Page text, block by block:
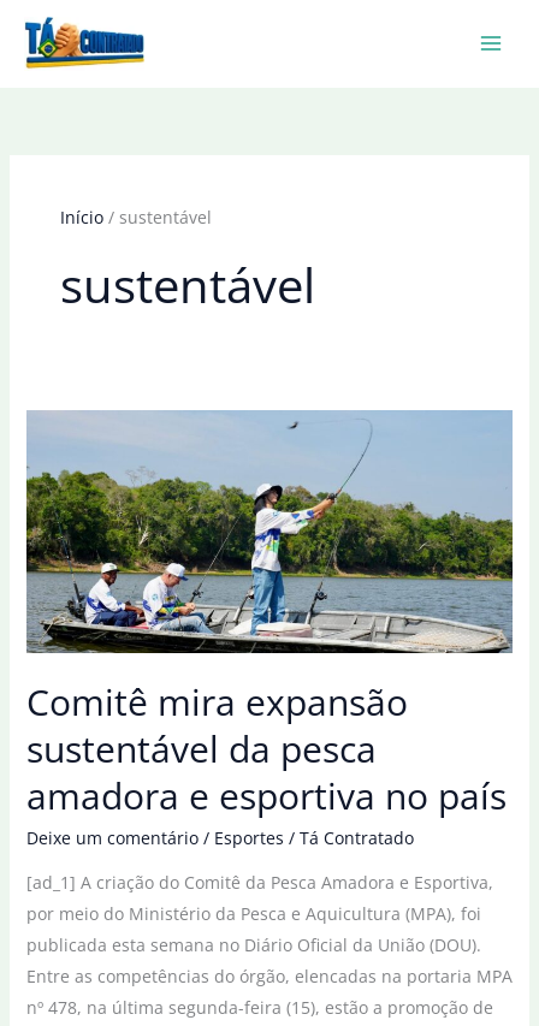
Início sustentável
sustentável
Comitê mira expansão
sustentável da pesca
amadora e esportiva no país
Deixe um comentário / Esportes / Tá Contratado
[ad_1] A criação do Comitê da Pesca Amadora e Esportiva,
por meio do Ministério da Pesca e Aquicultura (MPA), foi
publicada esta semana no Diário Oficial da União (DOU).
Entre as competências do órgão, elencadas na portaria MPA
nº 478, na última segunda-feira (15), estão a promoção de